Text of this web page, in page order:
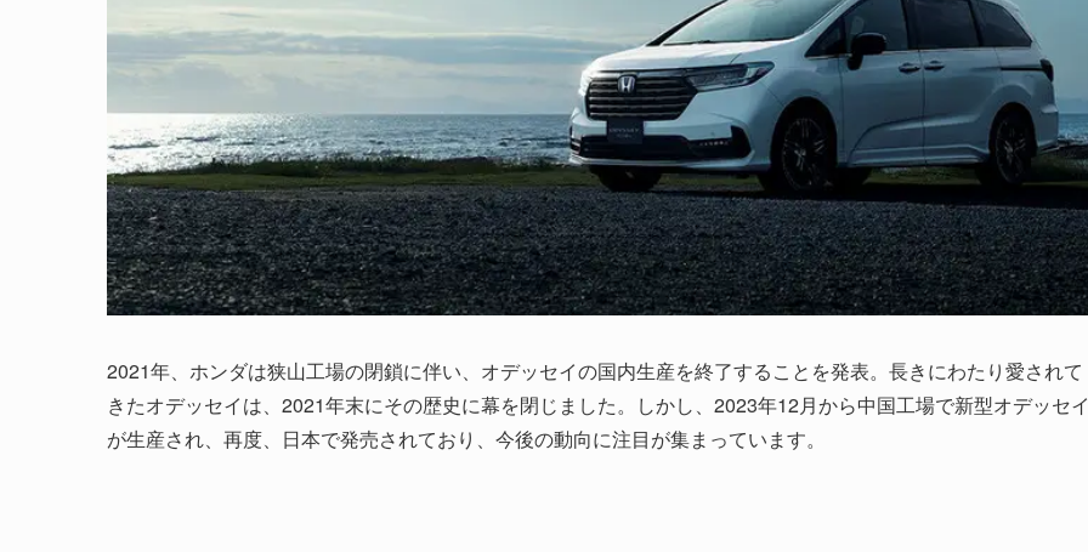
2021年、ホンダは狭山工場の閉鎖に伴い、オデッセイの国内生産を終了することを発表。長きにわたり愛されて
きたオデッセイは、2021年末にその歴史に幕を閉じました。しかし、2023年12月から中国工場で新型オデッセイ
が生産され、再度、日本で発売されており、今後の動向に注目が集まっています。